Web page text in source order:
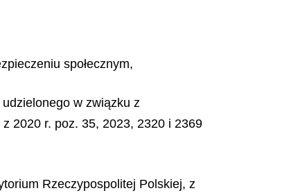
społecznym,
w związku z
2020 r. poz. 35, 2023, 2320 i 2369
Rzeczypospolitej Polskiej, z